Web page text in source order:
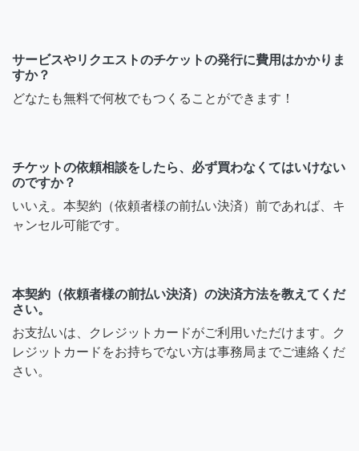
サービスやリクエストのチケットの発行に費用はかかりま
すか？
どなたも無料で何枚でもつくることができます！
チケットの依頼相談をしたら、必ず買わなくてはいけない
のですか？
いいえ。本契約（依頼者様の前払い決済）前であれば、キ
ャンセル可能です。
本契約（依頼者様の前払い決済）の決済方法を教えてくだ
さい。
お支払いは、クレジットカードがご利用いただけます。ク
レジットカードをお持ちでない方は事務局までご連絡くだ
さい。